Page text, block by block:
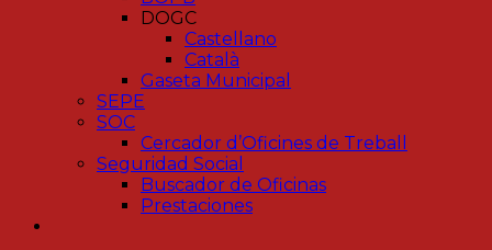
DOGC
Castellano
Català
Gaseta Municipal
SEPE
SOC
Cercador d’Oficines de Treball
Seguridad Social
Buscador de Oficinas
Prestaciones